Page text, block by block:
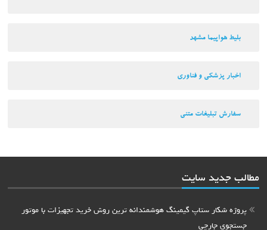
بلیط هواپیما مشهد
اخبار پزشکی و فناوری
سفارش تبلیغات متنی
مطالب جدید سایت
پروژه شکار ستاپ گیمینگ هوشمندانه ترین روش خرید تجهیزات با موتور
جستجوی جارچی